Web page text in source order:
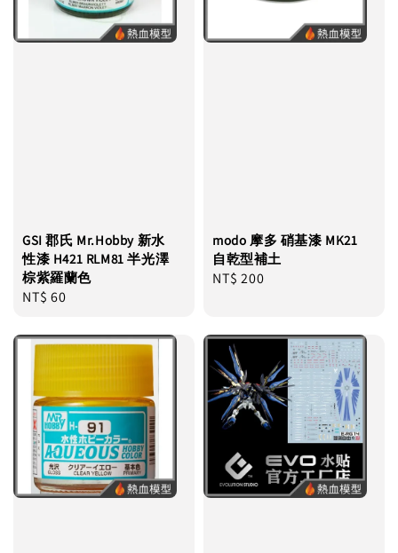
GSI 郡氏 Mr.Hobby 新水
性漆 H421 RLM81 半光澤
棕紫羅蘭色
Regular
NT$ 60
modo 摩多 硝基漆 MK21
自乾型補土
Regular
NT$ 200